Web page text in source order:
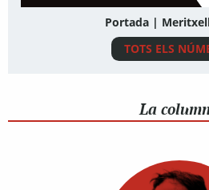
Portada |
TOTS ELS
La